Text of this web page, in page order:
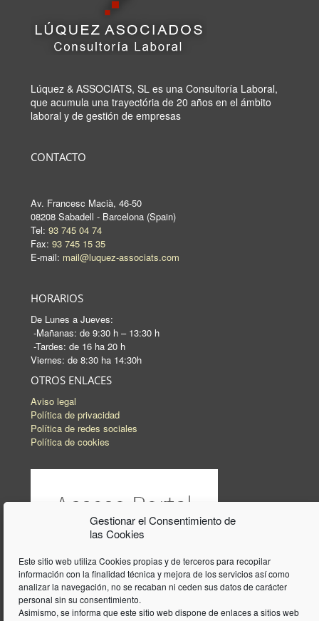
Gestionar el Consentimiento de
las Cookies
Este sitio web utiliza Cookies propias y de terceros para recopilar
información con la finalidad técnica y mejora de los servicios así como
analizar la navegación, no se recaban ni ceden sus datos de carácter
personal sin su consentimiento.
Asimismo, se informa que este sitio web dispone de enlaces a sitios web
Lúquez & ASSOCIATS, SL es una Consultoría Laboral,
que acumula una trayectória de 20 años en el ámbito
laboral y de gestión de empresas
CONTACTO
Av. Francesc Macià, 46-50
08208 Sabadell - Barcelona (Spain)
Tel: 93 745 04 74
Fax: 93 745 15 35
E-mail: mail@luquez-associats.com
HORARIOS
De Lunes a Jueves:
-Mañanas: de 9:30 h – 13:30 h
-Tardes: de 16 ha 20 h
Viernes: de 8:30 ha 14:30h
OTROS ENLACES
Aviso legal
Política de privacidad
Política de redes sociales
Política de cookies